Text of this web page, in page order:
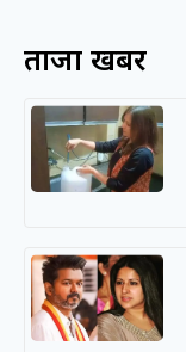
ताजा खबरें